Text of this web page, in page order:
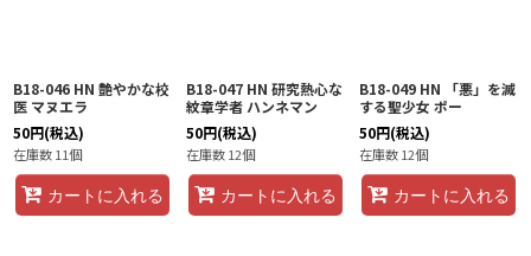
B18-046 HN 艶やかな校
医 マヌエラ
50円(税込)
在庫数 11個
カートに入れる
B18-047 HN 研究熱心な
紋章学者 ハンネマン
50円(税込)
在庫数 12個
カートに入れる
B18-049 HN 「悪」を滅
する聖少女 ポー
50円(税込)
在庫数 12個
カートに入れる